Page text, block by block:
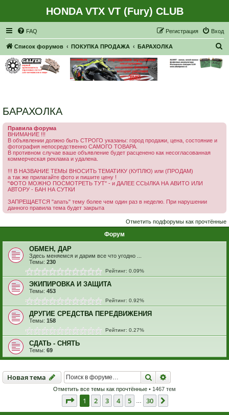
HONDA VTX VT (Fury) CLUB
FAQ Вход
Регистрация
Список форумов ПОКУПКА ПРОДАЖА БАРАХОЛКА
БАРАХОЛКА
Правила форума
ВНИМАНИЕ !!!
В объявлении должно быть СТРОГО указаны: город продажи, цена, состояние и
фотография непосредственно САМОГО ТОВАРА.
В противном случае ваше объявление будет расценено как несогласованная
коммерческая реклама и удалена.
!!! В НАЗВАНИЕ ТЕМЫ ВНОСИТЬ ТЕМАТИКУ (КУПЛЮ) или (ПРОДАМ)
а так же прилагайте фото и пишите цену !
"ФОТО МОЖНО ПОСМОТРЕТЬ ТУТ" - и ДАЛЕЕ ССЫЛКА НА АВИТО ИЛИ
АВТОРУ - БАН НА СУТКИ
ЗАПРЕЩАЕТСЯ "апать" тему более чем один раз в неделю. При нарушении
данного правила тема будет закрыта
Отметить подфорумы как прочтённые
Форум
ОБМЕН, ДАР
Здесь меняемся и дарим все что угодно ...
Темы: 230
Рейтинг: 0.09%
ЭКИПИРОВКА И ЗАЩИТА
Темы: 453
Рейтинг: 0.92%
ДРУГИЕ СРЕДСТВА ПЕРЕДВИЖЕНИЯ
Темы: 158
Рейтинг: 0.27%
СДАТЬ - СНЯТЬ
Темы: 69
Новая тема
Новаятема Поиск
Отметить все темы как прочтённые • 1467 тем
Страница из 30
1 2 3 4 5 30